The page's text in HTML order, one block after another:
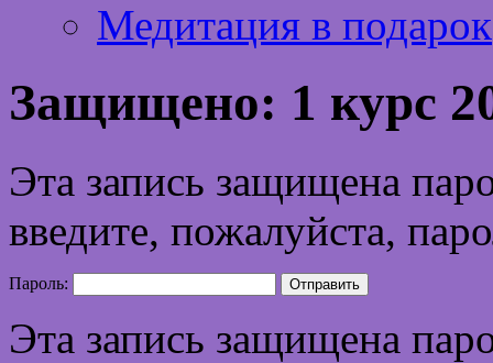
Медитация в подарок
Защищено: 1 курс
Эта запись защищена
введите, пожалуйста,
Пароль:
Эта запись защищена